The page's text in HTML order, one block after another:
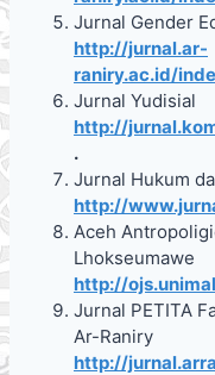
Jurnal Gender
http://jurnal.ar-
raniry.ac.id/
Jurnal Yudisial
http://
.
Jurnal Hukum
http://
Aceh
Lhokseumawe
http://
Jurnal PETITA
Ar-Raniry
http://